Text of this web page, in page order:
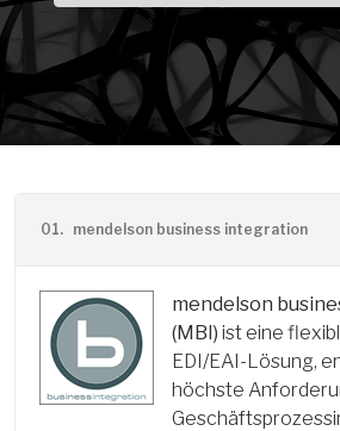
01. mendelson business integration
mendelson
(MBI) ist eine
EDI/EAI-Lösung,
höchste